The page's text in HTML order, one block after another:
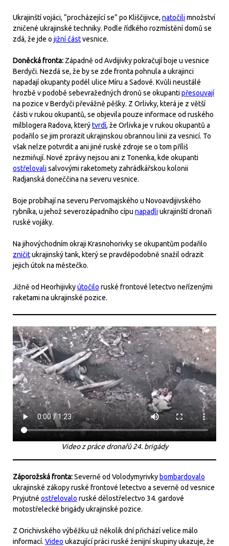
Ukrajinští vojáci, “procházející se” po Kliščijivce, natočilimnožství
zničené ukrajinské techniky. Podle řídkého rozmístění domů se
zdá, že jde o jižní částvesnice.
Doněcká fronta: Západně od Avdijivky pokračují boje u vesnice
Berdyči. Nezdá se, že by se zde fronta pohnula a ukrajinci
napadají okupanty podél ulice Míru a Sadové. Kvůli neustálé
hrozbě v podobě sebevražedných dronů se okupantipřesouvají
na pozice v Berdyči převážně pěšky. Z Orlivky, která je z větší
části v rukou okupantů, se objevila pouze informace od ruského
milblogera Radova, kterýtvrdí, že Orlivka je v rukou okupantů a
podařilo se jim prorazit ukrajinskou obrannou linii za vesnicí. To
však nelze potvrdit a ani jiné ruské zdroje se o tom příliš
nezmiňují. Nové zprávy nejsou ani z Tonenka, kde okupanti
ostřelovalisalvovými raketomety zahrádkářskou kolonii
Radjanská doneččina na severu vesnice.
Boje probíhají na severu Pervomajského u Novoavdijivského
rybníka, u jehož severozápadního cípu napadliukrajinští dronaři
ruské vojáky.
Na jihovýchodním okraji Krasnohorivky se okupantům podařilo
zničitukrajinský tank, který se pravděpodobně snažil odrazit
jejich útok na městečko.
Jižně od Heorhijivkyútočilo ruské frontové letectvo neřízenými
raketami na ukrajinské pozice.
Video z práce dronařů 24. brigády
Záporožská fronta:Severně od Volodymyrivky bombardovalo
ukrajinské zákopy ruské frontové letectvo a severně od vesnice
Pryjutné ostřelovalo ruské dělostřelectvo 34. gardové
motostřelecké brigády ukrajinské pozice.
Z Orichivského výběžku už několik dní přichází velice málo
informací. Video ukazující práci ruské ženijní skupiny ukazuje, že